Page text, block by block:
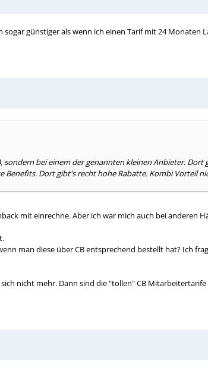
günstiger als wenn ich einen Tarif mit 24 Monaten
bei einem der genannten kleinen Anbieter. Dort
Dort gibt's recht hohe Rabatte. Kombi Vorteil
mit einrechne. Aber ich war mich auch bei anderen
man diese über CB entsprechend bestellt hat? Ich
nicht mehr. Dann sind die "tollen" CB